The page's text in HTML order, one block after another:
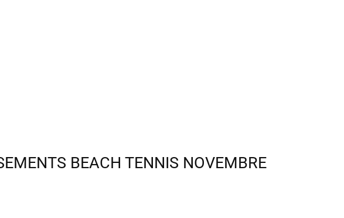
BEACH TENNIS NOVEMBRE